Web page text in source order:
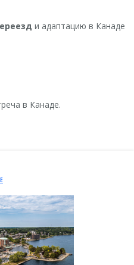
и адаптацию в Канаде
в Канаде.